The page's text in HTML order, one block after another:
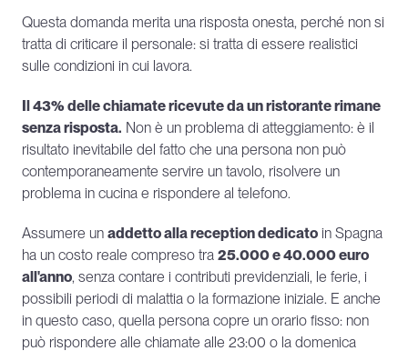
Questa domanda merita una risposta onesta, perché non si
tratta di criticare il personale: si tratta di essere realistici
sulle condizioni in cui lavora.
Il 43% delle chiamate ricevute da un ristorante rimane
senza risposta. Non è un problema di atteggiamento: è il
risultato inevitabile del fatto che una persona non può
contemporaneamente servire un tavolo, risolvere un
problema in cucina e rispondere al telefono.
Assumere un addetto alla reception dedicato in Spagna
ha un costo reale compreso tra 25.000 e 40.000 euro
all'anno, senza contare i contributi previdenziali, le ferie, i
possibili periodi di malattia o la formazione iniziale. E anche
in questo caso, quella persona copre un orario fisso: non
può rispondere alle chiamate alle 23:00 o la domenica